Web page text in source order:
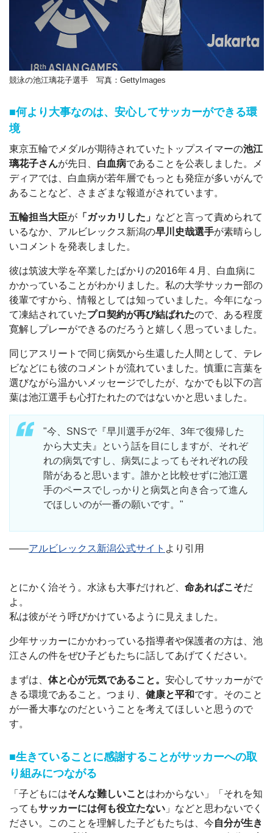
競泳の池江璃花子選手 写真：GettyImages
■何より大事なのは、安心してサッカーができる環
境
東京五輪でメダルが期待されていたトップスイマーの池江
璃花子さんが先日、 白血病であることを公表しました。メ
ディアでは、白血病が若年層でもっとも発症が多いがんで
あることなど、さまざまな報道がされています。
五輪担当大臣が 「ガッカリした」 などと言って責められて
いるなか、アルビレックス新潟の早川史哉選手が素晴らし
いコメントを発表しました。
彼は筑波大学を卒業したばかりの2016年４月、白血病に
かかっていることがわかりました。私の大学サッカー部の
後輩ですから、情報としては知っていました。今年になっ
て凍結されていたプロ契約が再び結ばれたので、ある程度
寛解しプレーができるのだろうと嬉しく思っていました。
同じアスリートで同じ病気から生還した人間として、テレ
ビなどにも彼のコメントが流れていました。慎重に言葉を
選びながら温かいメッセージでしたが、なかでも以下の言
葉は池江選手も心打たれたのではないかと思いました。
"今、SNSで『早川選手が2年、3年で復帰した
から大丈夫』という話を目にしますが、それぞ
れの病気ですし、病気によってもそれぞれの段
階があると思います。誰かと比較せずに池江選
手のペースでしっかりと病気と向き合って進ん
でほしいのが一番の願いです。"
――アルビレックス新潟公式サイト より引用
とにかく治そう。水泳も大事だけれど、 命あればこそだ
よ。
私は彼がそう呼びかけているように見えました。
少年サッカーにかかわっている指導者や保護者の方は、池
江さんの件をぜひ子どもたちに話してあげてください。
まずは、 体と心が元気であること。 安心してサッカーがで
きる環境であること。つまり、 健康と平和です。そのこと
が一番大事なのだということを考えてほしいと思うので
す。
■生きていることに感謝することがサッカーへの取
り組みにつながる
「子どもにはそんな難しいことはわからない」「それを知
ってもサッカーには何も役立たない 」などと思わないでく
ださい。このことを理解した子どもたちは、今自分が生き